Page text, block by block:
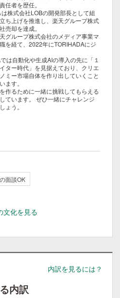
任者を歴任。
株式会社LOBの開発部長として組
ち上げを推進し、楽天グループ株式
売却を達成。
グループ株式会社のメディア事業マ
を経て、2022年にTORIHADAにジ
は自動化や生成AIの導入の先に「１
ター時代」を見据えており、クリエ
ミー市場自体を作り出していくこと
ます。
作るために一緒に挑戦してもらえる
ています。
ぜひ一緒にチャレンジ
ょう。
面談OK
文化を見る
内訳を見るには？
内訳